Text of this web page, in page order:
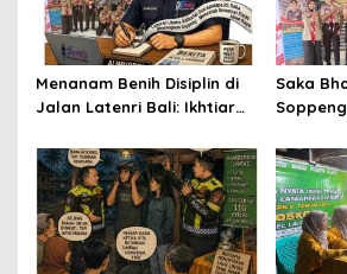
Menanam Benih Disiplin di
Jalan Latenri Bali: Ikhtiar
Menjaga Nyawa
Saka
dan
Jalan